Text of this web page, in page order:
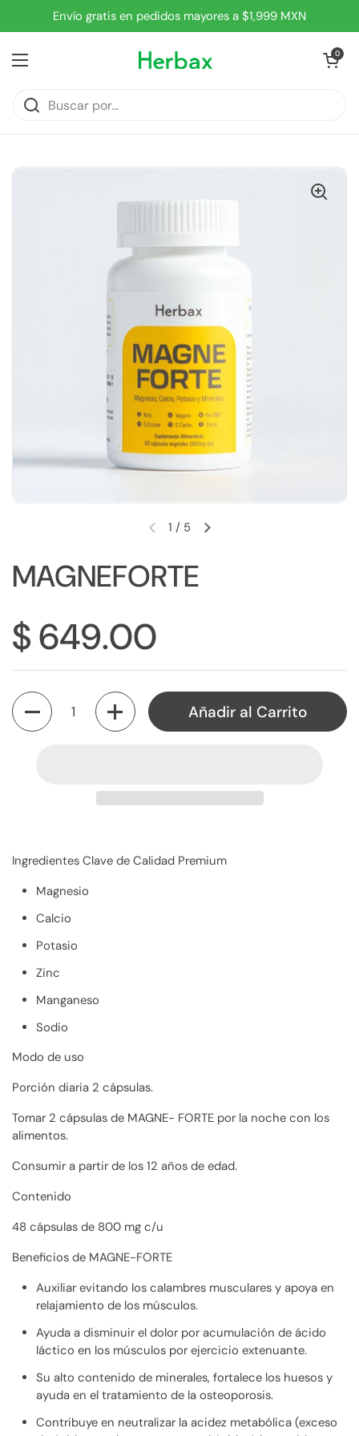
Ir al contenidoEnvío gratis en pedidos mayores a $1,999 MXN
Abrir menú
Abrir carrito
0
1 / 5
MAGNEFORTE
$ 649.00
Cantidad
Añadir al Carrito
Ingredientes Clave de Calidad Premium
Magnesio
Calcio
Potasio
Zinc
Manganeso
Sodio
Modo de uso
Porción diaria 2 cápsulas.
Tomar 2 cápsulas de MAGNE- FORTE por la noche con los
alimentos.
Consumir a partir de los 12 años de edad.
Contenido
48 cápsulas de 800 mg c/u
Beneficios de MAGNE-FORTE
Auxiliar evitando los calambres musculares y apoya en
relajamiento de los músculos.
Ayuda a disminuir el dolor por acumulación de ácido
láctico en los músculos por ejercicio extenuante.
Su alto contenido de minerales, fortalece los huesos y
ayuda en el tratamiento de la osteoporosis.
Contribuye en neutralizar la acidez metabólica (exceso